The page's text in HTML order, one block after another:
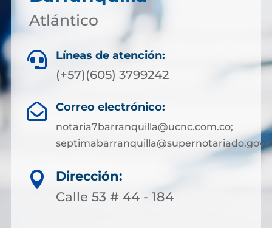
Atlántico
 Líneas de atención:
(+57)(605) 3799242
 Correo electrónico:
notaria7barranquilla@ucnc.com.co;

Dirección:
Calle 53 # 44 - 184